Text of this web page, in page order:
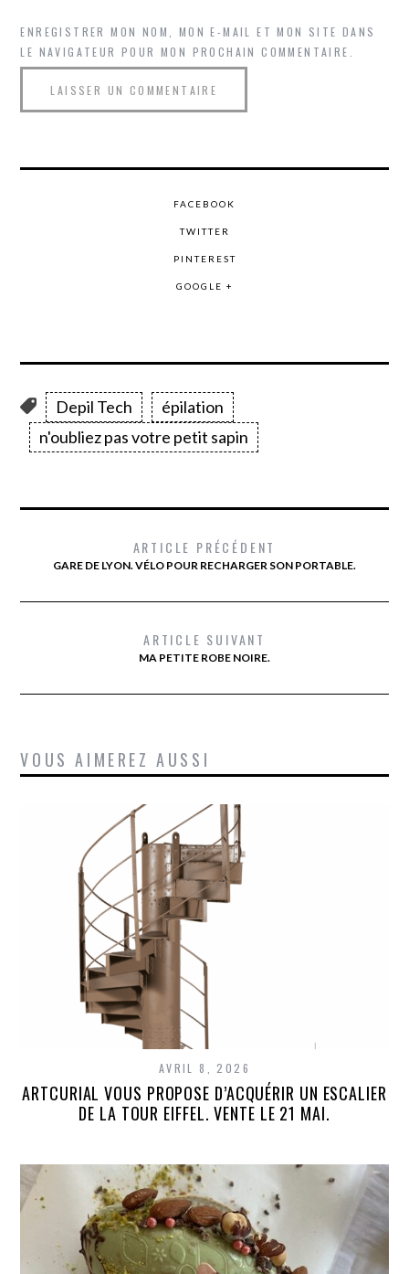
ENREGISTRER MON NOM, MON E-MAIL ET MON SITE DANS
LE NAVIGATEUR POUR MON PROCHAIN COMMENTAIRE.
FACEBOOK
TWITTER
PINTEREST
GOOGLE +
Depil Tech
épilation
n'oubliez pas votre petit sapin
ARTICLE PRÉCÉDENT
GARE DE LYON. VÉLO POUR RECHARGER SON PORTABLE.
ARTICLE SUIVANT
MA PETITE ROBE NOIRE.
VOUS AIMEREZ AUSSI
AVRIL 8, 2026
ARTCURIAL VOUS PROPOSE D’ACQUÉRIR UN ESCALIER
DE LA TOUR EIFFEL. VENTE LE 21 MAI.